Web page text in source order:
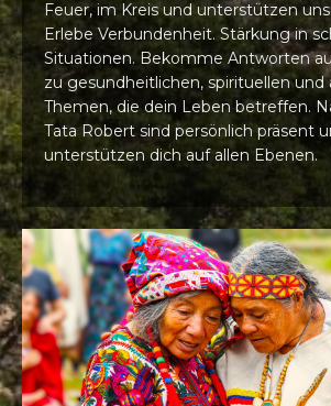
Feuer, im Kreis und unterstützen
Erlebe Verbundenheit. Stärkung in
Situationen. Bekomme Antworten
zu gesundheitlichen, spirituellen und
Themen, die dein Leben betreffen.
Tata Robert sind persönlich präsent
unterstützen dich auf allen Ebenen.